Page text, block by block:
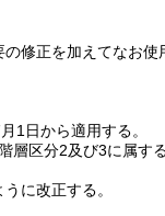
修正を加えてなお使
1日から適用する。
層区分2及び3に属す
に改正する。